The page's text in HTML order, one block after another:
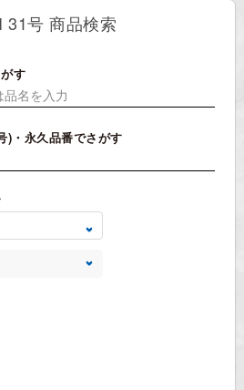
31号 商品検索
す
)・永久品番でさがす